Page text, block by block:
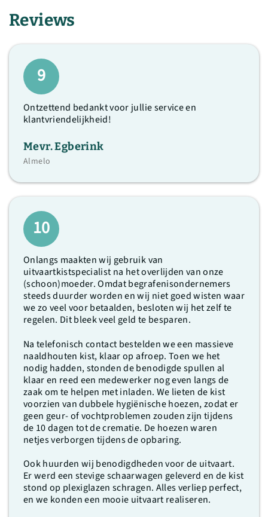
Reviews
9
Ontzettend bedankt voor jullie service en
klantvriendelijkheid!
Mevr. Egberink
Almelo
10
Onlangs maakten wij gebruik van
uitvaartkistspecialist na het overlijden van onze
(schoon)moeder. Omdat begrafenisondernemers
steeds duurder worden en wij niet goed wisten waar
we zo veel voor betaalden, besloten wij het zelf te
regelen. Dit bleek veel geld te besparen.
Na telefonisch contact bestelden we een massieve
naaldhouten kist, klaar op afroep. Toen we het
nodig hadden, stonden de benodigde spullen al
klaar en reed een medewerker nog even langs de
zaak om te helpen met inladen. We lieten de kist
voorzien van dubbele hygiënische hoezen, zodat er
geen geur- of vochtproblemen zouden zijn tijdens
de 10 dagen tot de crematie. De hoezen waren
netjes verborgen tijdens de opbaring.
Ook huurden wij benodigdheden voor de uitvaart.
Er werd een stevige schaarwagen geleverd en de kist
stond op plexiglazen schragen. Alles verliep perfect,
en we konden een mooie uitvaart realiseren.